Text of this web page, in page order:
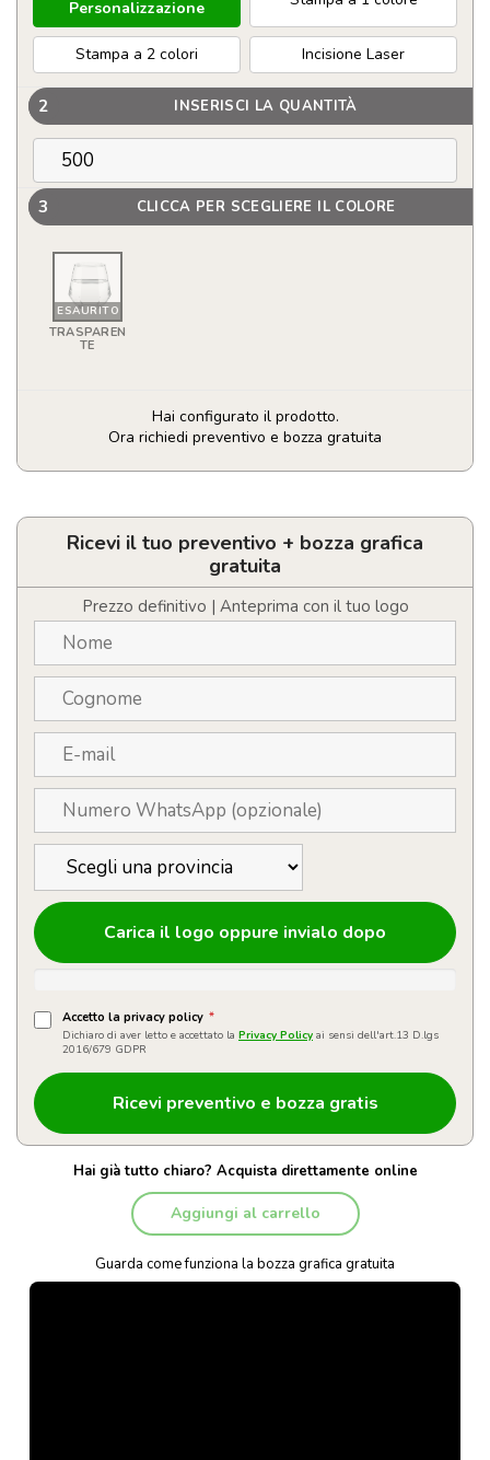
Personalizzazione
Stampa a 2 colori Incisione Laser
2 INSERISCI LA QUANTITÀ
3 CLICCA PER SCEGLIERE IL COLORE
ESAURITO
TRASPAREN
TE
Hai configurato il prodotto.
Ora richiedi preventivo e bozza gratuita
Bicchiere
bibita
diamante
personalizzabile
con
quantità
Ricevi il tuo preventivo + bozza grafica
gratuita
Prezzo definitivo | Anteprima con il tuo logo
Carica il logo oppure invialo dopo
Accetto la privacy policy *
Dichiaro di aver letto e accettato la Privacy Policy ai sensi dell'art.13 D.lgs
2016/679 GDPR
Hai già tutto chiaro? Acquista direttamente online
Aggiungi al carrello
Guarda come funziona la bozza grafica gratuita